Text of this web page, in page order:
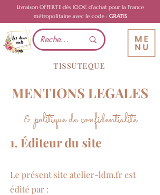
Livraison OFFERTE dès 100€ d'achat pour la France
métropolitaine avec le code : GRATIS
TISSUTEQUE
MENTIONS LEGALES
& politique de confidentialité
1. Éditeur du site
Le présent site atelier-ldm.fr est
édité par :